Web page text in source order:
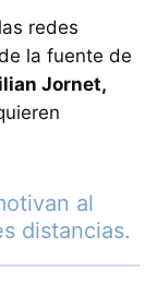
redes
la fuente de
Jornet,
al
distancias.